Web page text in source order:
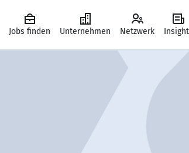
Jobs finden Unternehmen Netzwerk